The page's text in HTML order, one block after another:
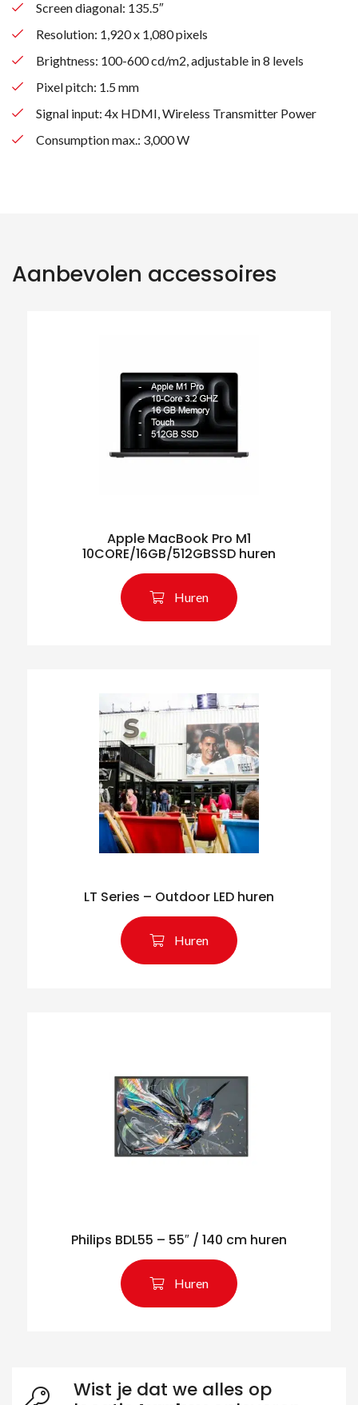
Screen diagonal: 135.5″
Resolution: 1,920 x 1,080 pixels
Brightness: 100-600 cd/m2, adjustable in 8 levels
Pixel pitch: 1.5 mm
Signal input: 4x HDMI, Wireless Transmitter Power
Consumption max.: 3,000 W
Aanbevolen accessoires
Apple MacBook Pro M1
10CORE/16GB/512GBSSD huren
Huren
LT Series – Outdoor LED huren
Huren
Philips BDL55 – 55″ / 140 cm huren
Huren
Wist je dat we alles op
Zoeken naar producten